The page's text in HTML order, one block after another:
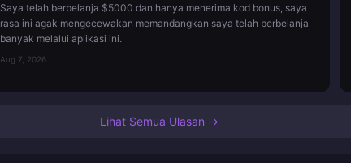
Saya telah berbelanja $5000 dan hanya menerima kod bonus, saya
rasa ini agak mengecewakan memandangkan saya telah berbelanja
banyak melalui aplikasi ini.
Aug 7, 2026
Lihat Semua Ulasan →